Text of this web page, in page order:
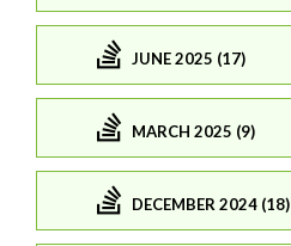
JUNE 2025 (17)
MARCH 2025 (9)
DECEMBER 2024 (18)